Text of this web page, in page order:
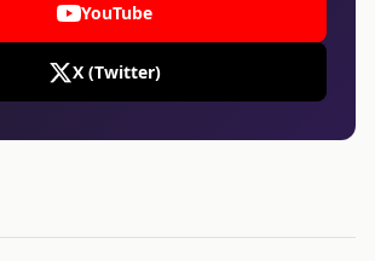
YouTube
X (Twitter)